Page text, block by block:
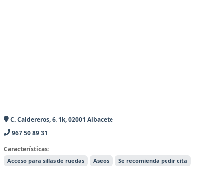
C. Caldereros, 6, 1k, 02001 Albacete
967 50 89 31
Características:
Acceso para sillas de ruedas Aseos Se recomienda pedir cita